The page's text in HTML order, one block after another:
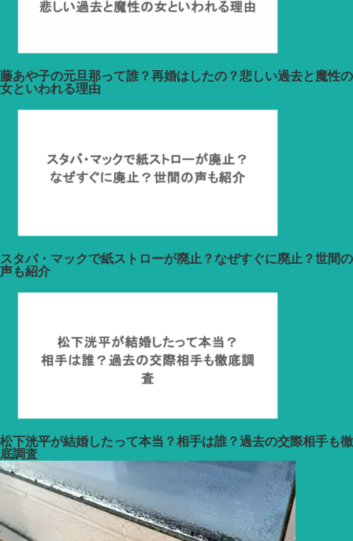
藤あや子の元旦那って誰？再婚はしたの？悲しい過去と魔性の
女といわれる理由
スタバ・マックで紙ストローが廃止？なぜすぐに廃止？世間の
声も紹介
松下洸平が結婚したって本当？相手は誰？過去の交際相手も徹
底調査